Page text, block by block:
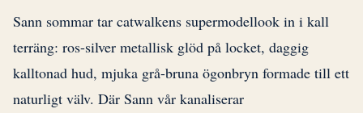
Sann sommar tar catwalkens supermodellook in i kall
terräng: ros-silver metallisk glöd på locket, daggig
kalltonad hud, mjuka grå-bruna ögonbryn formade till ett
naturligt välv. Där Sann vår kanaliserar